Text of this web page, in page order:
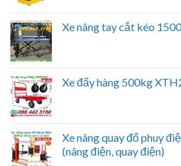
Xe nâng tay cắt kéo
Xe đẩy hàng 500kg
Xe nâng quay đổ phuy
(nâng điện, quay điện)